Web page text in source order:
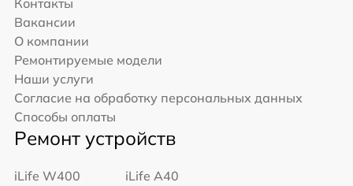
Контакты
Вакансии
О компании
Ремонтируемые модели
Наши услуги
Согласие на обработку персональных данных
Способы оплаты
Ремонт устройств
iLife W400
iLife A40